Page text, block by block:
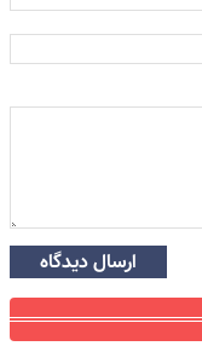
ارسال دیدگاه